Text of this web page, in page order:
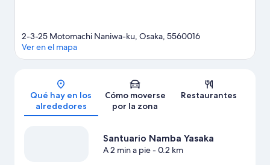
Mapa
2-3-25 Motomachi Naniwa-ku, Osaka, 5560016
Ver en el mapa
Qué hay en los
alrededores
Cómo moverse
por la zona
Restaurantes
Santuario Namba Yasaka
A 2 min a pie- 0.2 km